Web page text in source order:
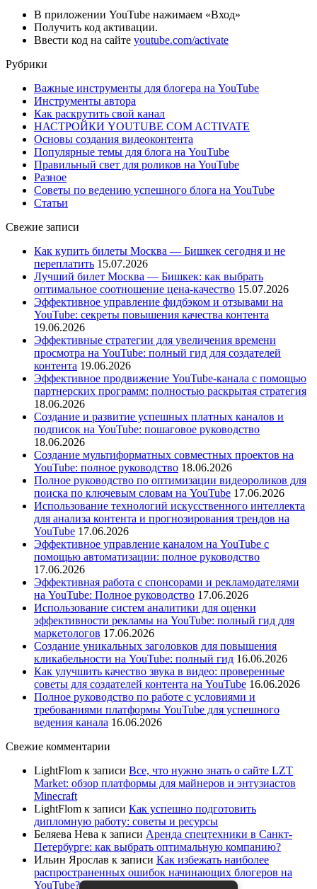
В приложении YouTube нажимаем «Вход»
Получить код активации.
Ввести код на сайте youtube.com/activate
Рубрики
Важные инструменты для блогера на YouTube
Инструменты автора
Как раскрутить свой канал
НАСТРОЙКИ YOUTUBE COM ACTIVATE
Основы создания видеоконтента
Популярные темы для блога на YouTube
Правильный свет для роликов на YouTube
Разное
Советы по ведению успешного блога на YouTube
Статьи
Свежие записи
Как купить билеты Москва — Бишкек сегодня и не
переплатить 15.07.2026
Лучший билет Москва — Бишкек: как выбрать
оптимальное соотношение цена-качество 15.07.2026
Эффективное управление фидбэком и отзывами на
YouTube: секреты повышения качества контента
19.06.2026
Эффективные стратегии для увеличения времени
просмотра на YouTube: полный гид для создателей
контента 19.06.2026
Эффективное продвижение YouTube-канала с помощью
партнерских программ: полностью раскрытая стратегия
18.06.2026
Создание и развитие успешных платных каналов и
подписок на YouTube: пошаговое руководство
18.06.2026
Создание мультиформатных совместных проектов на
YouTube: полное руководство 18.06.2026
Полное руководство по оптимизации видеороликов для
поиска по ключевым словам на YouTube 17.06.2026
Использование технологий искусственного интеллекта
для анализа контента и прогнозирования трендов на
YouTube 17.06.2026
Эффективное управление каналом на YouTube с
помощью автоматизации: полное руководство
17.06.2026
Эффективная работа с спонсорами и рекламодателями
на YouTube: Полное руководство 17.06.2026
Использование систем аналитики для оценки
эффективности рекламы на YouTube: полный гид для
маркетологов 17.06.2026
Создание уникальных заголовков для повышения
кликабельности на YouTube: полный гид 16.06.2026
Как улучшить качество звука в видео: проверенные
советы для создателей контента на YouTube 16.06.2026
Полное руководство по работе с условиями и
требованиями платформы YouTube для успешного
ведения канала 16.06.2026
Свежие комментарии
LightFlom к записи Все, что нужно знать о сайте LZT
Market: обзор платформы для майнеров и энтузиастов
Minecraft
LightFlom к записи Как успешно подготовить
дипломную работу: советы и ресурсы
Беляева Нева к записи Аренда спецтехники в Санкт-
Петербурге: как выбрать оптимальную компанию?
Ильин Ярослав к записи Как избежать наиболее
распространенных ошибок начинающих блогеров на
YouTube?